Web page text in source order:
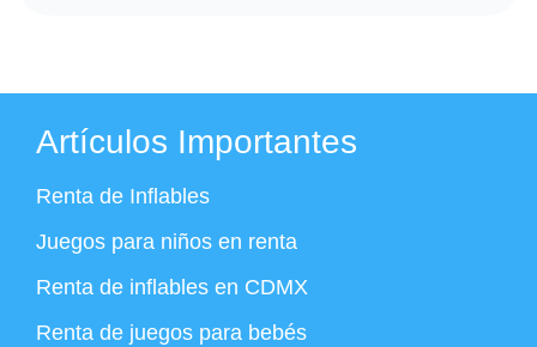
Artículos Importantes
Renta de Inflables
Juegos para niños en renta
Renta de inflables en CDMX
Renta de juegos para bebés